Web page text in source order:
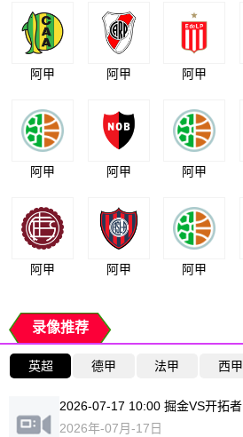
阿甲 阿甲 阿甲
阿甲 阿甲 阿甲
阿甲 阿甲 阿甲
录像推荐
英超 德甲 法甲 西甲
2026-07-17 10:00 掘金VS开拓者
2026年-07月-17日